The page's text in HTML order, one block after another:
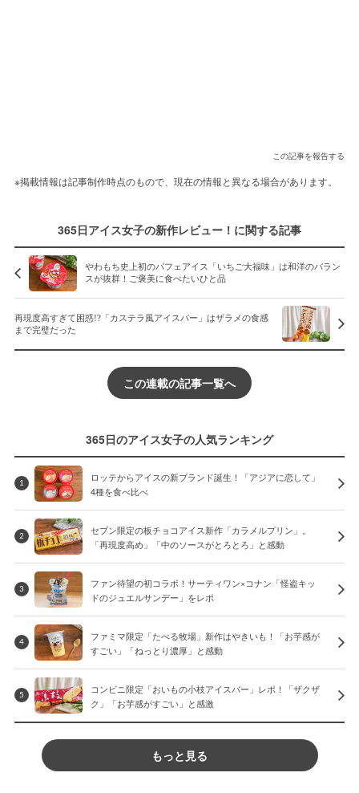
この記事を報告する
※掲載情報は記事制作時点のもので、現在の情報と異なる場合があります。
365日アイス女子の新作レビュー！に関する記事
やわもち史上初のパフェアイス「いちご大福味」は和洋のバラン
スが抜群！ご褒美に食べたいひと品
再現度高すぎて困惑!?「カステラ風アイスバー」はザラメの食感
まで完璧だった
この連載の記事一覧へ
365日のアイス女子の人気ランキング
1
ロッテからアイスの新ブランド誕生！「アジアに恋して」
4種を食べ比べ
2
セブン限定の板チョコアイス新作「カラメルプリン」。
「再現度高め」「中のソースがとろとろ」と感動
3
ファン待望の初コラボ！サーティワン×コナン「怪盗キッ
ドのジュエルサンデー」をレポ
4
ファミマ限定「たべる牧場」新作はやきいも！「お芋感が
すごい」「ねっとり濃厚」と感動
5
コンビニ限定「おいもの小枝アイスバー」レポ！「ザクザ
ク」「お芋感がすごい」と感激
もっと見る